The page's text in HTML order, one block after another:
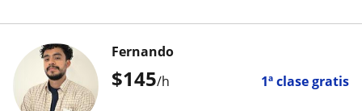
$145/h 1ª clase gratis
Fernando